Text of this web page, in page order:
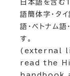
日本語を含む
語簡体字・タイ
語・ベトナム
す。
(external
read the